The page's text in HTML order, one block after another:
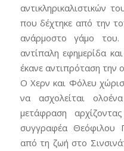
αντικληρικαλιστικών
που δέχτηκε από την
ανάρμοστο γάμο
αντίπαλη εφημερίδα
έκανε αντιπρόταση την
Ο Χερν και Φόλευ
να ασχολείται
μετάφραση
συγγραφέα Θεόφιλου
από τη ζωή στο